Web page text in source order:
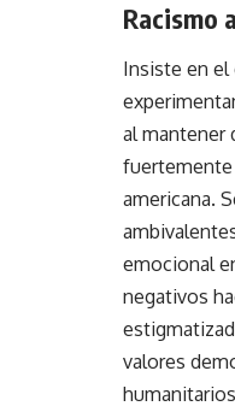
Racismo
Insiste en
al mantener
fuertemente
americana.
emocional
negativos
valores